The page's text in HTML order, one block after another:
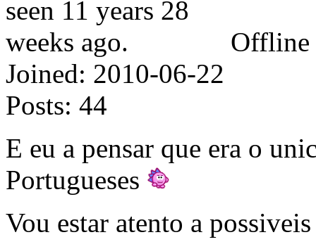
Offline
Joined: 2010-06-22
Posts: 44
E eu a pensar que era o
Portugueses
Vou estar atento a